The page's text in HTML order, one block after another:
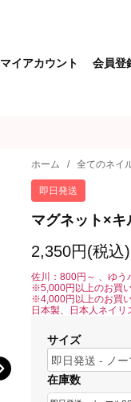
マイアカウント 会員登
ホーム / 全てのネイ
即日発送
マグネット×キ
2,350円(税込)
佐川：800円～ 、ゆう
※5,000円以上のお買
※4,000円以上のお買
日本製、日本人ネイリ
サイズ
在庫数